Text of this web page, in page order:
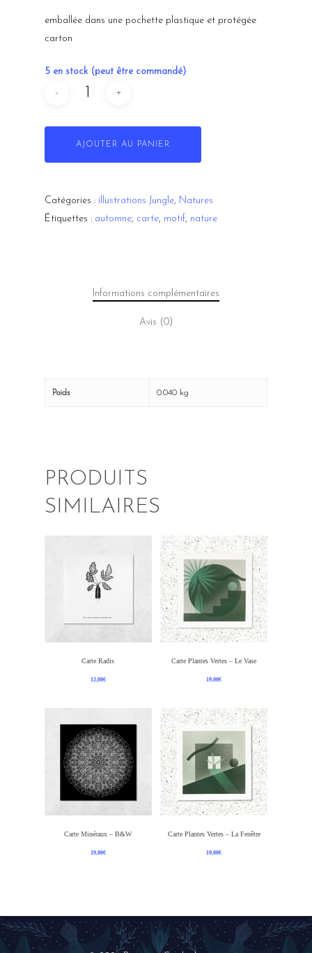
emballée dans une pochette plastique et protégée
carton
5 en stock (peut être commandé)
AJOUTER AU PANIER
Catégories : illustrations Jungle, Natures
Étiquettes : automne, carte, motif, nature
Informations complémentaires
Avis (0)
Poids 0.040 kg
PRODUITS
SIMILAIRES
Ajouter Au Panier
Carte Radis
12,00€
Ajouter Au Panier
Carte Plantes Vertes – Le Vase
19,00€
Ajouter Au Panier
Carte Minéraux – B&W
19,00€
Ajouter Au Panier
Carte Plantes Vertes – La Fenêtre
19,00€
À propos
Events
e-shop
Quels outils pour graver?